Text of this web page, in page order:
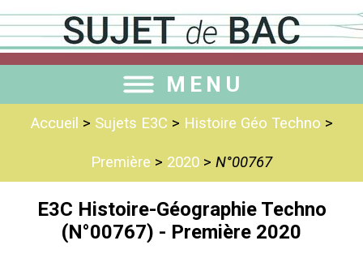
MENU
Accueil > Sujets E3C > Histoire Géo Techno >
Première > 2020 > N°00767
E3C Histoire-Géographie Techno
(N°00767) - Première 2020